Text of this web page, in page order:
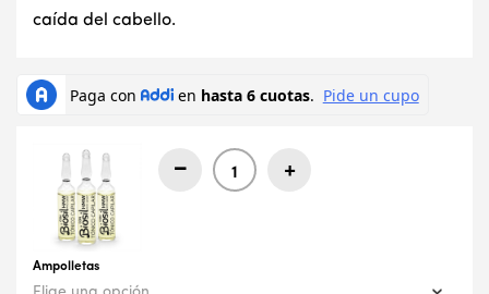
caída del cabello.
- +
Ampolletas